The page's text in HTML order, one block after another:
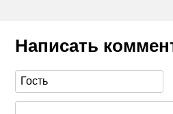
Написать